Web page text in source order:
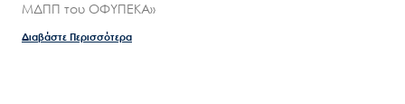
ΜΔΠΠ του ΟΦΥΠΕΚΑ»
Διαβάστε Περισσότερα